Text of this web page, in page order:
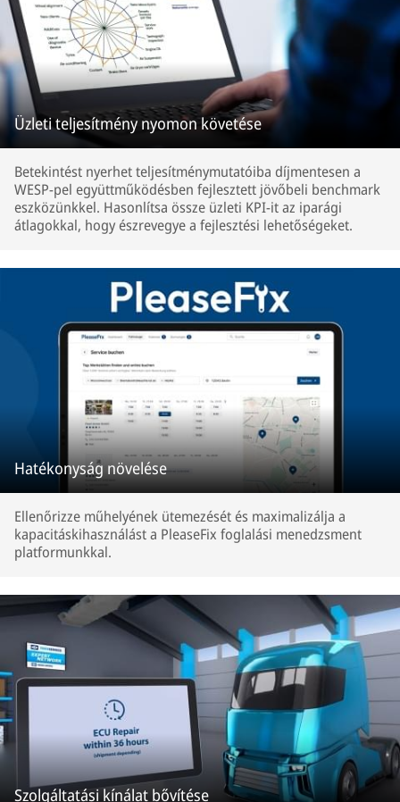
Üzleti teljesítmény nyomon követése
Betekintést nyerhet teljesítménymutatóiba díjmentesen a
WESP-pel együttműködésben fejlesztett jövőbeli benchmark
eszközünkkel. Hasonlítsa össze üzleti KPI-it az iparági
átlagokkal, hogy észrevegye a fejlesztési lehetőségeket.
Hatékonyság növelése
Ellenőrizze műhelyének ütemezését és maximalizálja a
kapacitáskihasználást a PleaseFix foglalási menedzsment
platformunkkal.
Szolgáltatási kínálat bővítése